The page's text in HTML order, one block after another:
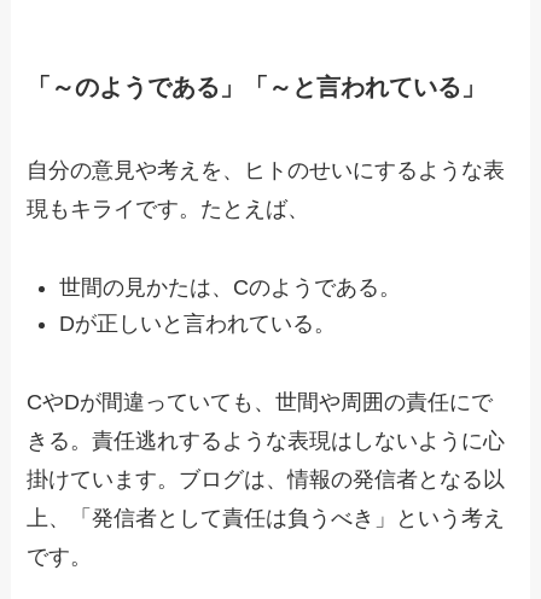
「～のようである」「～と言われている」
自分の意見や考えを、ヒトのせいにするような表
現もキライです。たとえば、
世間の見かたは、Cのようである。
Dが正しいと言われている。
CやDが間違っていても、世間や周囲の責任にで
きる。責任逃れするような表現はしないように心
掛けています。ブログは、情報の発信者となる以
上、「発信者として責任は負うべき」という考え
です。